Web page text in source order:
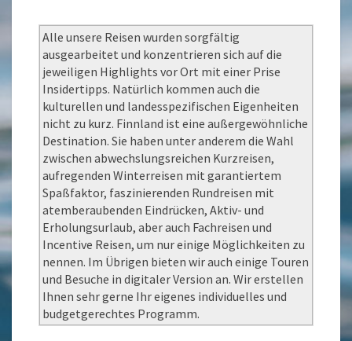
Alle unsere Reisen wurden sorgfältig
ausgearbeitet und konzentrieren sich auf die
jeweiligen Highlights vor Ort mit einer Prise
Insidertipps. Natürlich kommen auch die
kulturellen und landesspezifischen Eigenheiten
nicht zu kurz. Finnland ist eine außergewöhnliche
Destination. Sie haben unter anderem die Wahl
zwischen abwechslungsreichen Kurzreisen,
aufregenden Winterreisen mit garantiertem
Spaßfaktor, faszinierenden Rundreisen mit
atemberaubenden Eindrücken, Aktiv- und
Erholungsurlaub, aber auch Fachreisen und
Incentive Reisen, um nur einige Möglichkeiten zu
nennen. Im Übrigen bieten wir auch einige Touren
und Besuche in digitaler Version an. Wir erstellen
Ihnen sehr gerne Ihr eigenes individuelles und
budgetgerechtes Programm.